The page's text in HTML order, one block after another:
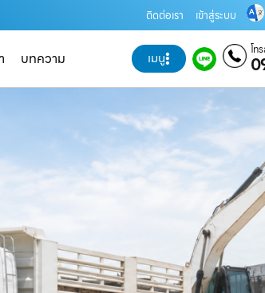
ติดต่อเรา เข้าสู่ระบบ
บทความ เมนู โท